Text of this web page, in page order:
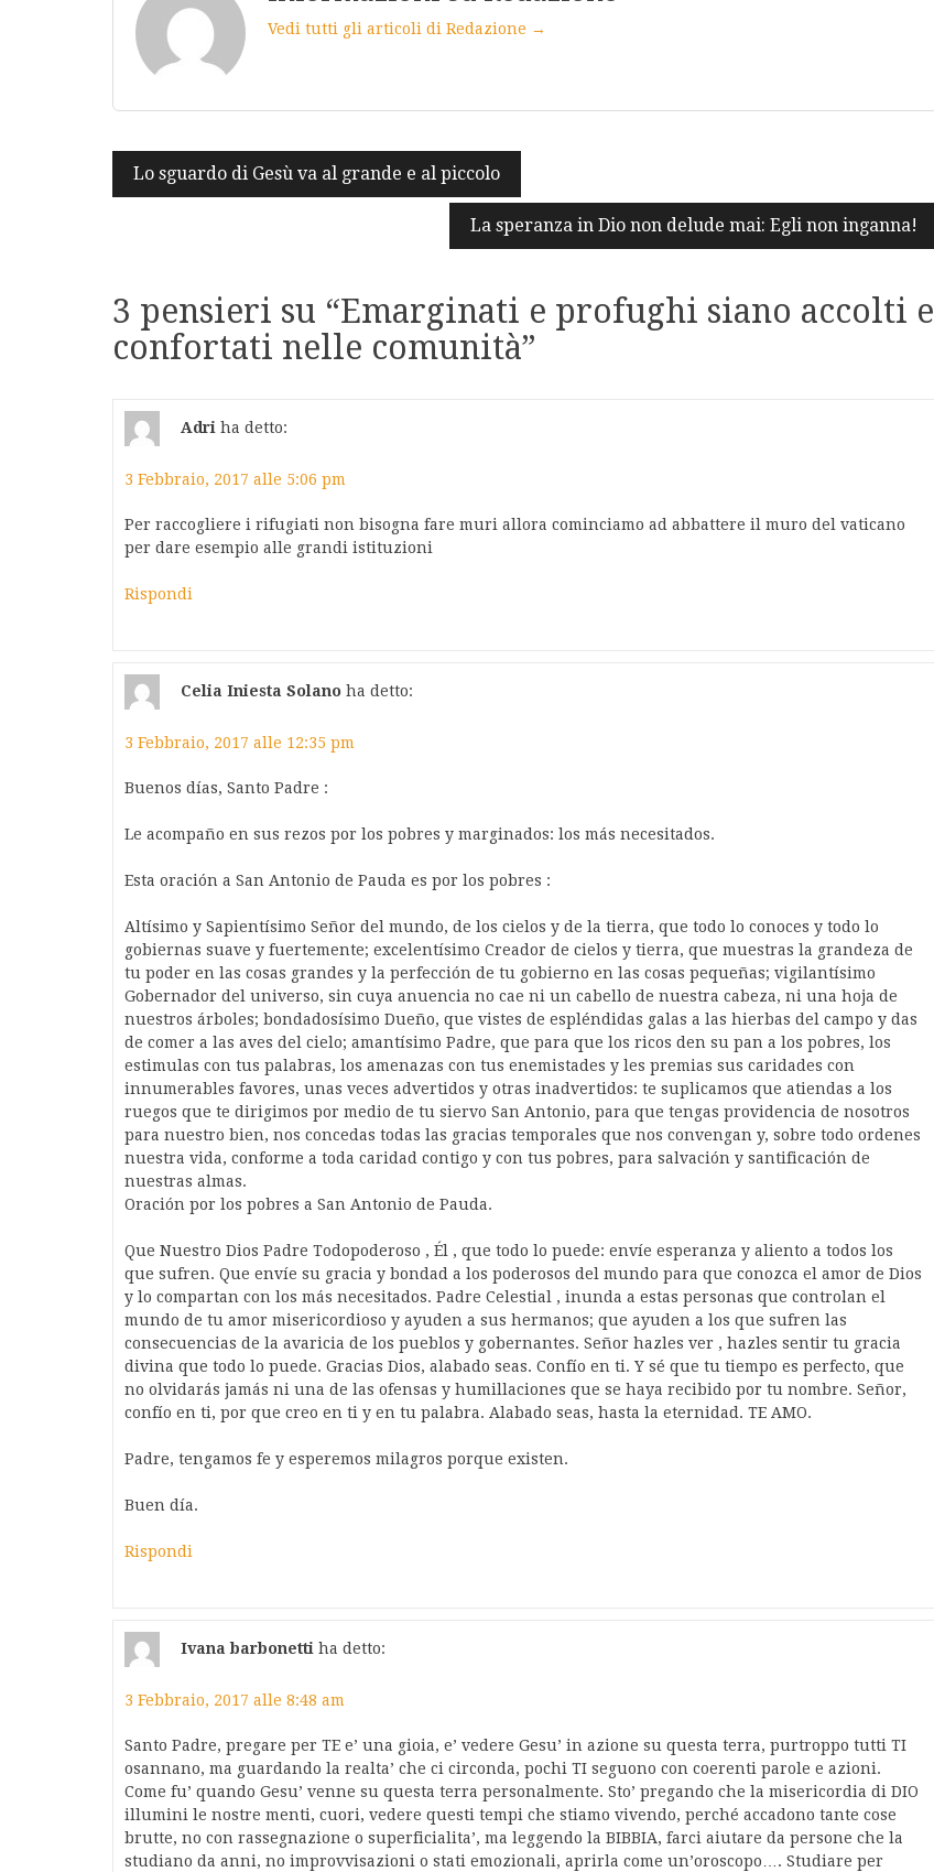
Vedi tutti gli articoli di Redazione →
Navigazione
articoli
Lo sguardo di Gesù va al grande e al piccolo
La speranza in Dio non delude mai: Egli non inganna!
3 pensieri su “Emarginati e profughi siano accolti e
confortati nelle comunità”
Adri ha detto:
3 Febbraio, 2017 alle 5:06 pm
Per raccogliere i rifugiati non bisogna fare muri allora cominciamo ad abbattere il muro del vaticano
per dare esempio alle grandi istituzioni
Rispondi
Celia Iniesta Solano ha detto:
3 Febbraio, 2017 alle 12:35 pm
Buenos días, Santo Padre :
Le acompaño en sus rezos por los pobres y marginados: los más necesitados.
Esta oración a San Antonio de Pauda es por los pobres :
Altísimo y Sapientísimo Señor del mundo, de los cielos y de la tierra, que todo lo conoces y todo lo
gobiernas suave y fuertemente; excelentísimo Creador de cielos y tierra, que muestras la grandeza de
tu poder en las cosas grandes y la perfección de tu gobierno en las cosas pequeñas; vigilantísimo
Gobernador del universo, sin cuya anuencia no cae ni un cabello de nuestra cabeza, ni una hoja de
nuestros árboles; bondadosísimo Dueño, que vistes de espléndidas galas a las hierbas del campo y das
de comer a las aves del cielo; amantísimo Padre, que para que los ricos den su pan a los pobres, los
estimulas con tus palabras, los amenazas con tus enemistades y les premias sus caridades con
innumerables favores, unas veces advertidos y otras inadvertidos: te suplicamos que atiendas a los
ruegos que te dirigimos por medio de tu siervo San Antonio, para que tengas providencia de nosotros
para nuestro bien, nos concedas todas las gracias temporales que nos convengan y, sobre todo ordenes
nuestra vida, conforme a toda caridad contigo y con tus pobres, para salvación y santificación de
nuestras almas.
Oración por los pobres a San Antonio de Pauda.
Que Nuestro Dios Padre Todopoderoso , Él , que todo lo puede: envíe esperanza y aliento a todos los
que sufren. Que envíe su gracia y bondad a los poderosos del mundo para que conozca el amor de Dios
y lo compartan con los más necesitados. Padre Celestial , inunda a estas personas que controlan el
mundo de tu amor misericordioso y ayuden a sus hermanos; que ayuden a los que sufren las
consecuencias de la avaricia de los pueblos y gobernantes. Señor hazles ver , hazles sentir tu gracia
divina que todo lo puede. Gracias Dios, alabado seas. Confío en ti. Y sé que tu tiempo es perfecto, que
no olvidarás jamás ni una de las ofensas y humillaciones que se haya recibido por tu nombre. Señor,
confío en ti, por que creo en ti y en tu palabra. Alabado seas, hasta la eternidad. TE AMO.
Padre, tengamos fe y esperemos milagros porque existen.
Buen día.
Rispondi
Ivana barbonetti ha detto:
3 Febbraio, 2017 alle 8:48 am
Santo Padre, pregare per TE e’ una gioia, e’ vedere Gesu’ in azione su questa terra, purtroppo tutti TI
osannano, ma guardando la realta’ che ci circonda, pochi TI seguono con coerenti parole e azioni.
Come fu’ quando Gesu’ venne su questa terra personalmente. Sto’ pregando che la misericordia di DIO
illumini le nostre menti, cuori, vedere questi tempi che stiamo vivendo, perché accadono tante cose
brutte, no con rassegnazione o superficialita’, ma leggendo la BIBBIA, farci aiutare da persone che la
studiano da anni, no improvvisazioni o stati emozionali, aprirla come un’oroscopo…. Studiare per